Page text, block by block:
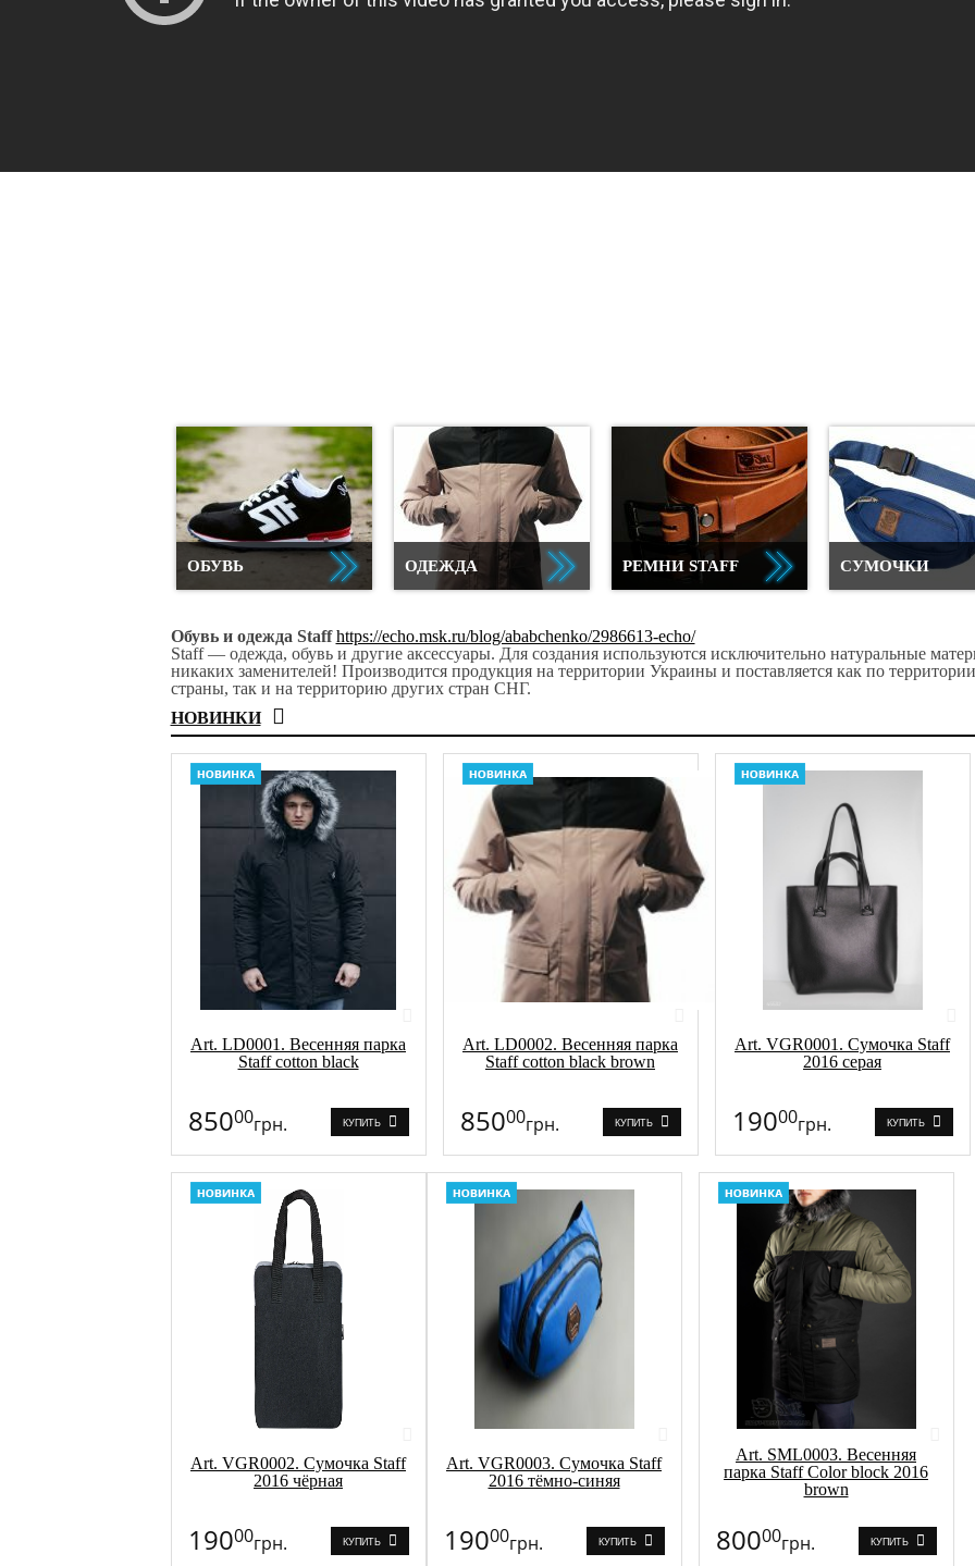
ОБУВЬ ОДЕЖДА РЕМНИ STAFF СУМОЧКИ
Обувь и одежда Staffhttps://echo.msk.ru/blog/ababchenko/2986613-echo/
Staff — одежда, обувь и другие аксессуары. Для создания используются исключительно натуральные
никаких заменителей! Производится продукция на территории Украины и поставляется как по
страны, так и на территорию других стран СНГ.
НОВИНКИ
Art. LD0001. Весенняя парка
Staff cotton black
85000грн. КУПИТЬ
Art. LD0002. Весенняя парка
Staff cotton black brown
85000грн. КУПИТЬ
Art. VGR0001. Сумочка Staff
2016 серая
19000грн. КУПИТЬ
Art. VGR0002. Сумочка Staff
2016 чёрная
19000грн. КУПИТЬ
Art. VGR0003. Сумочка Staff
2016 тёмно-синяя
19000грн. КУПИТЬ
Art. SML0003. Весенняя
парка Staff Color block 2016
brown
80000грн. КУПИТЬ